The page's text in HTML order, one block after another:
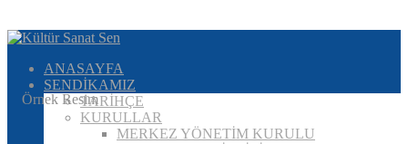
ANASAYFA
SENDİKAMIZ
TARİHÇE
KURULLAR
MERKEZ YÖNETİM KURULU